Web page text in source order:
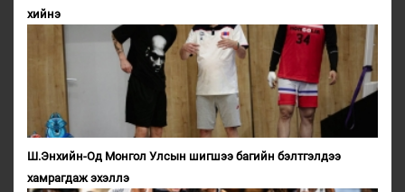
хийнэ
Ш.Энхийн-Од Монгол Улсын шигшээ багийн бэлтгэлдээ
хамрагдаж эхэллэ